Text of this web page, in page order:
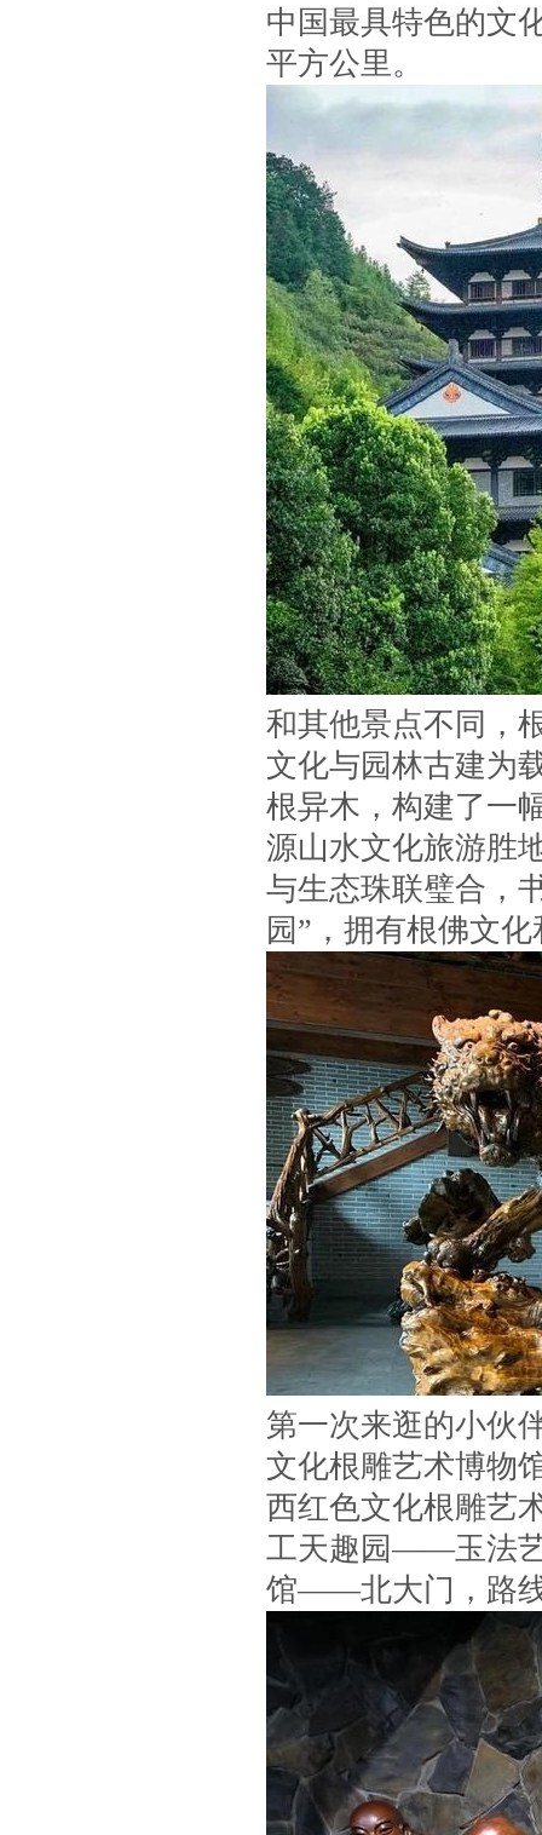
中国最具特色的文
平方公里。
和其他景点不同，
文化与园林古建为
根异木，构建了一
源山水文化旅游胜
与生态珠联璧合，
园”，拥有根佛文
第一次来逛的小
文化根雕艺术博
西红色文化根雕
工天趣园——玉法
馆——北大门，路